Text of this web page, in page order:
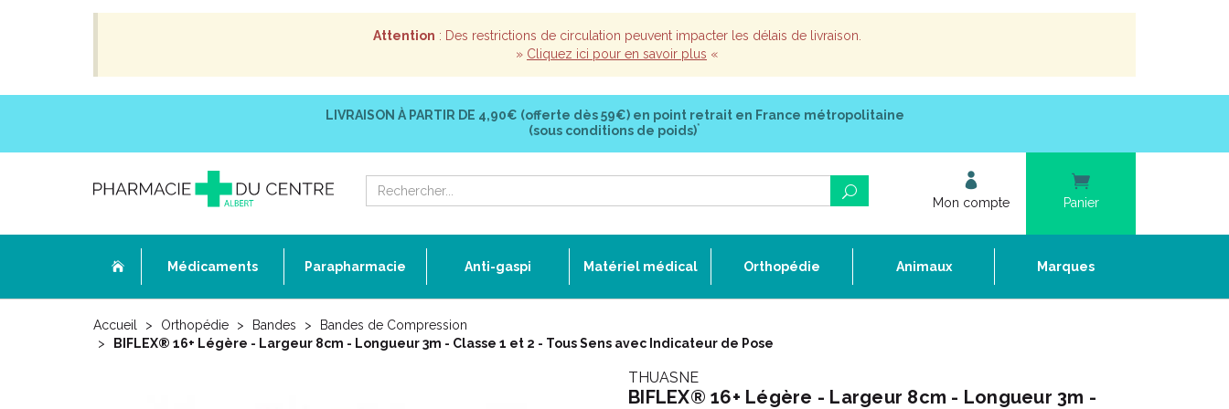
Attention : Des restrictions de circulation peuvent impacter les délais de livraison.
» Cliquez ici pour en savoir plus «
LIVRAISON À PARTIR DE 4,90€ (offerte dès 59€) en point retrait en France métropolitaine
(sous conditions de poids)*
Mon compte Panier
Médicaments Parapharmacie Anti-gaspi Matériel médical Orthopédie Animaux Marques
Accueil Orthopédie Bandes
Bandes de Compression
BIFLEX® 16+ Légère - Largeur 8cm - Longueur 3m - Classe 1 et 2 - Tous Sens avec Indicateur de Pose
THUASNE
BIFLEX® 16+ Légère - Largeur 8cm - Longueur 3m -